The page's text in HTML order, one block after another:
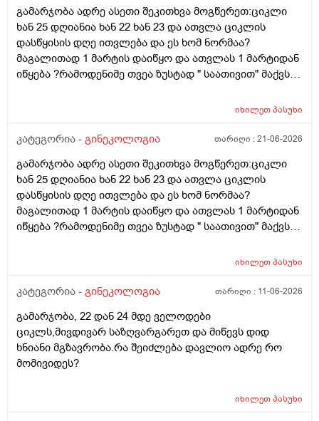
გამარჯობა ადრე ასეთი შეკითხვა მოგწერეთ:ციკლი
ხან 25 დღიანია ხან 22 ხან 23 და ათვლა ციკლის
დასწყისის დღე ითვლება და ეს ხომ ნორმაა?
მაგალითად 1 მარტის დაიწყო და ათვლას 1 მარტიდან
იწყება ?რამოდენიმე თვეა ზუსტად " საათივით" მაქვს
მეშინია კიდევ ხომ არ ჩამოიწევს? მინდა რომ 25 ან
განმავლობაში ? შესაძლოა ისევ 23 ან 25 დღიანი
რამეა.ზოგადად წლებია აუტოიმონური თირეოდიტი
მაქვს.ხშირად მაქვს სანერვიულო.რითი შეიძლება
უნდაცკვების სახით რომ ვმართო ციკლის დღეები?
პასუხიც მივიღე და არა, ყველაფერი ჩვეულებრივადაა
არც ჭარბი სისხლდება არ არის.ადრე რომ 7 დღემდე
მითხარით რომ შეიმოწმეთო ტიესეიჩი და კიდევ სხვა
ასაკი 40
იხილეთპასუხი
კატეგორია - გინეკოლოგია თარიღი :21-06-2026
გამარჯობა ადრე ასეთი შეკითხვა მოგწერეთ:ციკლი
ხან 25 დღიანია ხან 22 ხან 23 და ათვლა ციკლის
დასწყისის დღე ითვლება და ეს ხომ ნორმაა?
მაგალითად 1 მარტის დაიწყო და ათვლას 1 მარტიდან
იწყება ?რამოდენიმე თვეა ზუსტად " საათივით" მაქვს
მეშინია კიდევ ხომ არ ჩამოიწევს? მინდა რომ 25 ან
განმავლობაში ? შესაძლოა ისევ 23 ან 25 დღიანი
რამეა.ზოგადად წლებია აუტოიმონური თირეოდიტი
მაქვს.ხშირად მაქვს სანერვიულო.რითი შეიძლება
უნდაცკვების სახით რომ ვმართო ციკლის დღეები?
იხილეთპასუხი
კატეგორია - გინეკოლოგია თარიღი : 11-06-2026
გამარჯობა, 22 დან 24 მდე ველოდები
ციკლს,მივდივარ საზღვარგარეთ და მიწევს დიდ
ხნიანი მგზავრობა.რა შეიძლება დავლიო ადრე რო
მომივიდეს?
იხილეთპასუხი